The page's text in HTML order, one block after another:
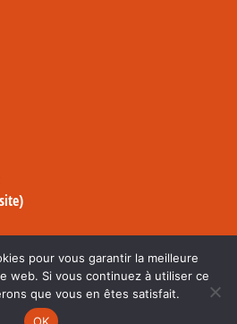
pour vous garantir la meilleure
web. Si vous continuez à utiliser ce
que vous en êtes satisfait.
OK